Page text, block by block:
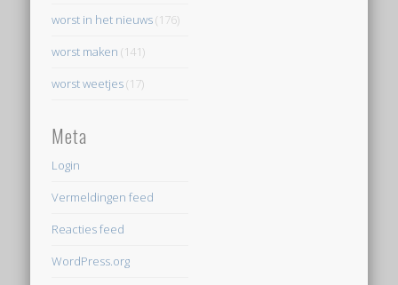
worst in het nieuws(176)
worst maken (141)
worst weetjes(17)
Meta
Login
Vermeldingen feed
Reacties feed
WordPress.org